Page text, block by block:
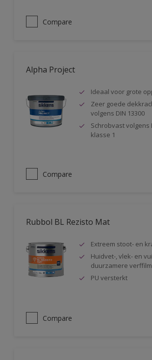
Compare
Alpha Project
Ideaal voor grote
Zeer goede
volgens DIN 13300
Schrobvast volgens
klasse 1
Compare
Rubbol BL Rezisto Mat
Extreem stoot- en
Huidvet-, vlek- en
duurzamere verffilm
PU versterkt
Compare